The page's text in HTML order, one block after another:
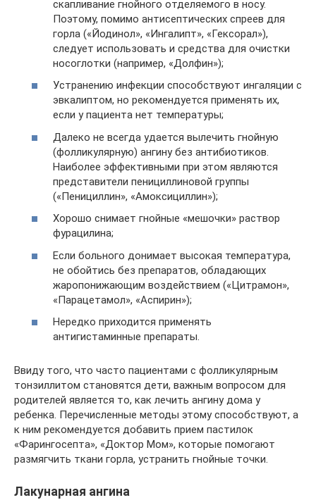
скапливание гнойного отделяемого в носу.
Поэтому, помимо антисептических спреев для
горла («Йодинол», «Ингалипт», «Гексорал»),
следует использовать и средства для очистки
носоглотки (например, «Долфин»);
Устранению инфекции способствуют ингаляции с
эвкалиптом, но рекомендуется применять их,
если у пациента нет температуры;
Далеко не всегда удается вылечить гнойную
(фолликулярную) ангину без антибиотиков.
Наиболее эффективными при этом являются
представители пенициллиновой группы
(«Пенициллин», «Амоксициллин»);
Хорошо снимает гнойные «мешочки» раствор
фурацилина;
Если больного донимает высокая температура,
не обойтись без препаратов, обладающих
жаропонижающим воздействием («Цитрамон»,
«Парацетамол», «Аспирин»);
Нередко приходится применять
антигистаминные препараты.
Ввиду того, что часто пациентами с фолликулярным
тонзиллитом становятся дети, важным вопросом для
родителей является то, как лечить ангину дома у
ребенка. Перечисленные методы этому способствуют, а
к ним рекомендуется добавить прием пастилок
«Фарингосепта», «Доктор Мом», которые помогают
размягчить ткани горла, устранить гнойные точки.
Лакунарная ангина